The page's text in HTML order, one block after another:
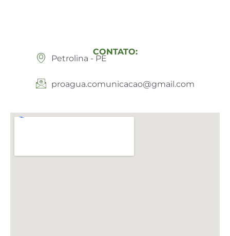
CONTATO:
Petrolina - PE
proagua.comunicacao@gmail.com